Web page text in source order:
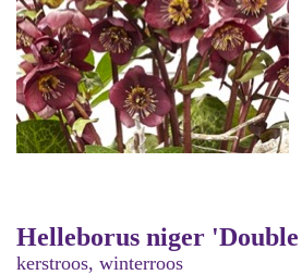
Helleborus niger
kerstroos, winterroos